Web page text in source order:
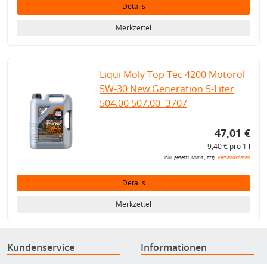
Details
Merkzettel
Liqui Moly Top Tec 4200 Motoröl
5W-30 New Generation 5-Liter
504.00 507.00 -3707
47,01 €
9,40 € pro 1 l
inkl. gesetzl. MwSt., zzgl.Versandkosten
Details
Merkzettel
Kundenservice Informationen